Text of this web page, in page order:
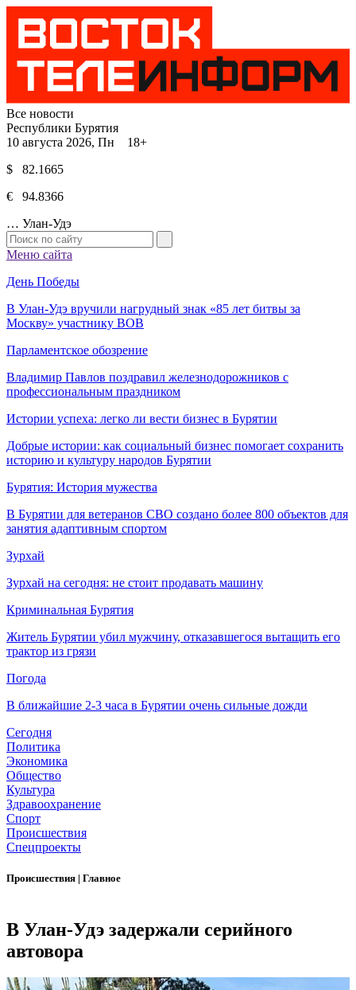
Все новости
Республики Бурятия
10 августа 2026, Пн 18+
$ 82.1665
€ 94.8366
… Улан-Удэ
Меню сайта
День Победы
В Улан-Удэ вручили нагрудный знак «85 лет битвы за
Москву» участнику ВОВ
Парламентское обозрение
Владимир Павлов поздравил железнодорожников с
профессиональным праздником
Истории успеха: легко ли вести бизнес в Бурятии
Добрые истории: как социальный бизнес помогает сохранить
историю и культуру народов Бурятии
Бурятия: История мужества
В Бурятии для ветеранов СВО создано более 800 объектов для
занятия адаптивным спортом
Зурхай
Зурхай на сегодня: не стоит продавать машину
Криминальная Бурятия
Житель Бурятии убил мужчину, отказавшегося вытащить его
трактор из грязи
Погода
В ближайшие 2-3 часа в Бурятии очень сильные дожди
Сегодня
Политика
Экономика
Общество
Культура
Здравоохранение
Спорт
Происшествия
Спецпроекты
Происшествия | Главное
В Улан-Удэ задержали серийного
автовора